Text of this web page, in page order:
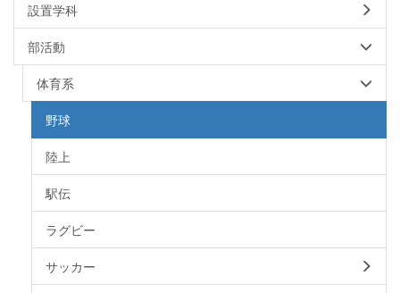
設置学科
部活動
体育系
野球
陸上
駅伝
ラグビー
サッカー